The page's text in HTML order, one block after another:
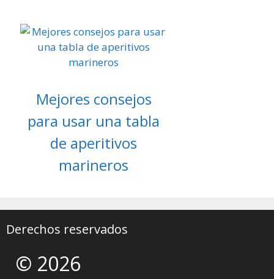
Mejores consejos
para usar una tabla
de aperitivos
marineros
Derechos reservados
© 2026